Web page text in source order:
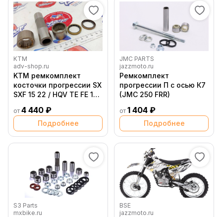
KTM
adv-shop.ru
KTM ремкомплект
косточки прогрессии SX
SXF 15 22 / HQV TE FE 17
77204083010 )
от 4 440 ₽
Подробнее
JMC PARTS
jazzmoto.ru
Ремкомплект
прогрессии П с осью К7
(JMC 250 FRR)
от 1 404 ₽
Подробнее
S3 Parts
mxbike.ru
BSE
jazzmoto.ru